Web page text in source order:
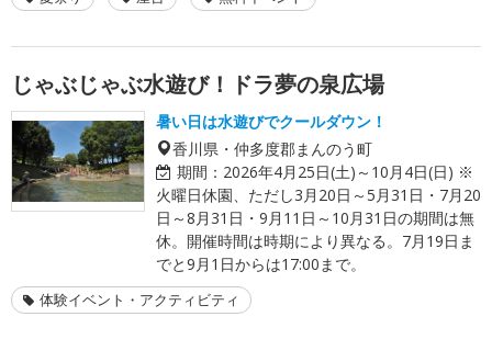
じゃぶじゃぶ水遊び！ドラ夢の泉広場
暑い日は水遊びでクールダウン！
香川県・仲多度郡まんのう町
期間： 2026年4月25日(土)～10月4日(日) ※
火曜日休園、ただし3月20日～5月31日・7月20
日～8月31日・9月11日～10月31日の期間は無
休。開催時間は時期により異なる。7月19日ま
でと9月1日からは17:00まで。
体験イベント・アクティビティ